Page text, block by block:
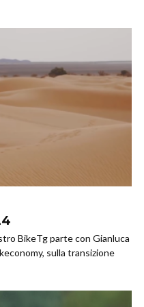
BikeTg parte con Gianluca
sulla transizione